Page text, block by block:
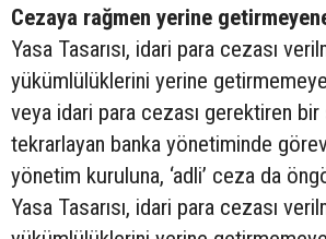
Cezaya rağmen yerine
Yasa Tasarısı, idari para cezası
yükümlülüklerini yerine
veya idari para cezası gerektiren
tekrarlayan banka yönetiminde
yönetim kuruluna, ‘adli’ ceza da
Yasa Tasarısı, idari para cezası